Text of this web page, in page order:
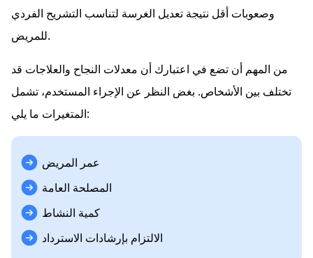
وصعوبات أقل نتيجة تعديل الغرسة لتناسب التشريح الفردي
للمريض.
من المهم أن تضع في اعتبارك أن معدلات النجاح والعلاجات قد
تختلف بين الأشخاص. بغض النظر عن الإجراء المستخدم، تشمل
المتغيرات ما يلي:
عمر المريض
المصلحة العامة
كمية النشاط
الالتزام بإرشادات الاسترداد